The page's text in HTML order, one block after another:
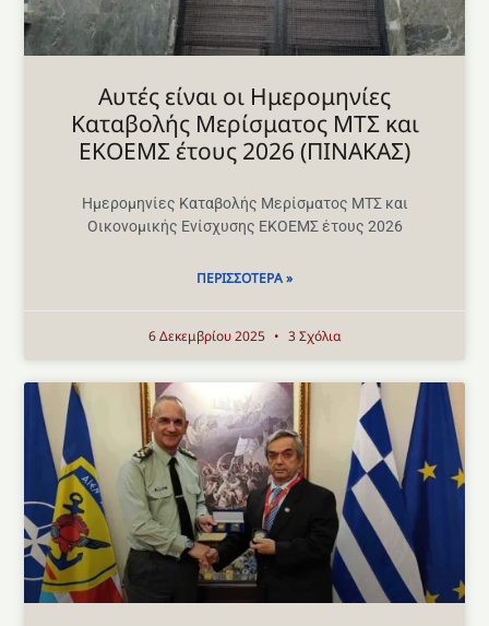
Αυτές είναι οι Ημερομηνίες
Καταβολής Μερίσματος MTΣ και
ΕΚΟΕΜΣ έτους 2026 (ΠINAKAΣ)
Ημερομηνίες Καταβολής Μερίσματος ΜΤΣ και
Οικονομικής Ενίσχυσης ΕΚΟΕΜΣ έτους 2026
ΠΕΡΙΣΣΌΤΕΡΑ »
6 Δεκεμβρίου 2025 3 Σχόλια